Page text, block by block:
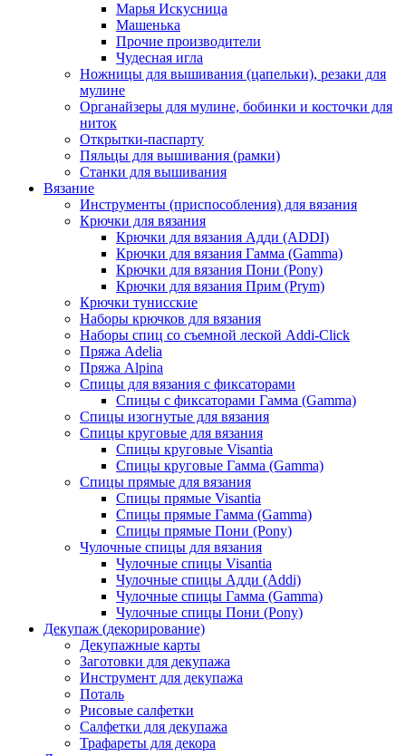
Марья Искусница
Машенька
Прочие производители
Чудесная игла
Ножницы для вышивания (цапельки), резаки для
мулине
Органайзеры для мулине, бобинки и косточки для
ниток
Открытки-паспарту
Пяльцы для вышивания (рамки)
Станки для вышивания
Вязание
Инструменты (приспособления) для вязания
Крючки для вязания
Крючки для вязания Адди (ADDI)
Крючки для вязания Гамма (Gamma)
Крючки для вязания Пони (Pony)
Крючки для вязания Прим (Prym)
Крючки тунисские
Наборы крючков для вязания
Наборы спиц со съемной леской Addi-Click
Пряжа Adelia
Пряжа Alpina
Спицы для вязания с фиксаторами
Спицы с фиксаторами Гамма (Gamma)
Спицы изогнутые для вязания
Спицы круговые для вязания
Спицы круговые Visantia
Спицы круговые Гамма (Gamma)
Спицы прямые для вязания
Спицы прямые Visantia
Спицы прямые Гамма (Gamma)
Спицы прямые Пони (Pony)
Чулочные спицы для вязания
Чулочные спицы Visantia
Чулочные спицы Адди (Addi)
Чулочные спицы Гамма (Gamma)
Чулочные спицы Пони (Pony)
Декупаж (декорирование)
Декупажные карты
Заготовки для декупажа
Инструмент для декупажа
Поталь
Рисовые салфетки
Салфетки для декупажа
Трафареты для декора